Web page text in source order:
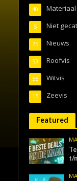
Materiaal
40
Niet
5
Nieuws
75
Roofvis
53
Witvis
55
Zeevis
15
Featured
t/